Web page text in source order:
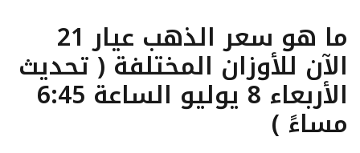
ما هو سعر الذهب عيار 21
الآن للأوزان المختلفة ( تحديث
الأربعاء 8 يوليو الساعة 6:45
مساءً )